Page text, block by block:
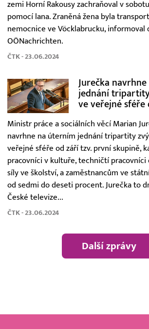
zemi Horní Rakousy zachraňoval v
pomocí lana. Zraněná žena byla
nemocnice ve Vöcklabrucku, informoval
OÖNachrichten.
ČTK - 23.06.2024
Jurečka
jednání
ve veřejné sféře
Ministr práce a sociálních věcí Marian
navrhne na úterním jednání tripartity
veřejné sféře od září tzv. první skupině,
pracovníci v kultuře, techničtí pracovníci
síly ve školství, a zaměstnancům ve
od sedmi do deseti procent. Jurečka to
České televize...
ČTK - 23.06.2024
Další zprávy